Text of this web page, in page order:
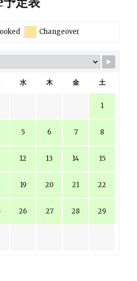
Changeover
水 木 金 土
1
5 6 7 8
12 13 14 15
19 20 21 22
26 27 28 29